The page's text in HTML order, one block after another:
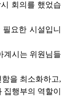
회의를 했었습
요한 시설입니
계시는 위원님들
을 최소화하고,
행부의 역할이